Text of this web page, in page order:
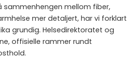
sammenhengen mellom fiber,
mer detaljert, har vi forklart
grundig. Helsedirektoratet og
offisielle rammer rundt